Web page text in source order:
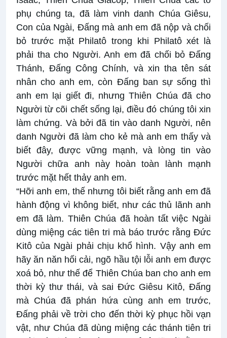
phụ chúng ta, đã làm vinh danh Chúa Giêsu,
Con của Ngài, Ðấng mà anh em đã nộp và chối
bỏ trước mặt Philatô trong khi Philatô xét là
phải tha cho Người. Anh em đã chối bỏ Ðấng
Thánh, Ðấng Công Chính, và xin tha tên sát
nhân cho anh em, còn Ðấng ban sự sống thì
anh em lại giết đi, nhưng Thiên Chúa đã cho
Người từ cõi chết sống lại, điều đó chúng tôi xin
làm chứng. Và bởi đã tin vào danh Người, nên
danh Người đã làm cho kẻ mà anh em thấy và
biết đây, được vững mạnh, và lòng tin vào
Người chữa anh này hoàn toàn lành mạnh
trước mặt hết thảy anh em.
“Hỡi anh em, thế nhưng tôi biết rằng anh em đã
hành động vì không biết, như các thủ lãnh anh
em đã làm. Thiên Chúa đã hoàn tất việc Ngài
dùng miệng các tiên tri mà báo trước rằng Ðức
Kitô của Ngài phải chịu khổ hình. Vậy anh em
hãy ăn năn hối cải, ngõ hầu tội lỗi anh em được
xoá bỏ, như thế để Thiên Chúa ban cho anh em
thời kỳ thư thái, và sai Ðức Giêsu Kitô, Ðấng
mà Chúa đã phán hứa cùng anh em trước,
Ðấng phải về trời cho đến thời kỳ phục hồi vạn
vật, như Chúa đã dùng miệng các thánh tiên tri